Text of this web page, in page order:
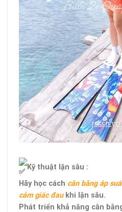
Kỹ thuật lặn sâu :
Hãy học cách cân bằng áp
cảm giác đaukhi lặn sâu.
Phát triển khả năng cân